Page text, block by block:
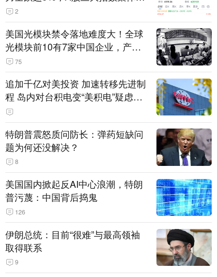
开 2
美国光模块禁令落地难度大！全球
光模块前10有7家中国企业，产业
界人士：想“脱钩”并不容易
75
追加千亿对美投资 加速转移先进制
程 岛内对台积电变“美积电”疑虑担
忧加剧
特朗普震怒质问防长：弹药短缺问
题为何还没解决？
8
美国国内掀起反AI中心浪潮，特朗
普污蔑：中国背后捣鬼
126
伊朗总统：目前“很难”与最高领袖
取得联系
9